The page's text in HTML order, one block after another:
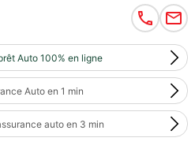
Auto 100% en ligne
Auto en 1 min
auto en 3 min